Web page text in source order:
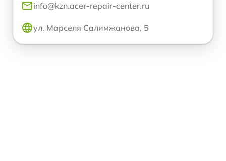
info@kzn.acer-repair-center.ru
ул. Марселя Салимжанова, 5